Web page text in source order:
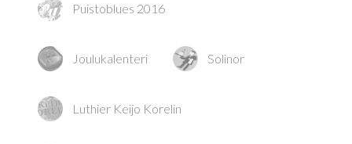
Puistoblues 2016
Joulukalenteri Solinor
Luthier Keijo Korelin